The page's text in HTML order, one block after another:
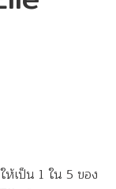
เป็น 1 ใน 5 ของ